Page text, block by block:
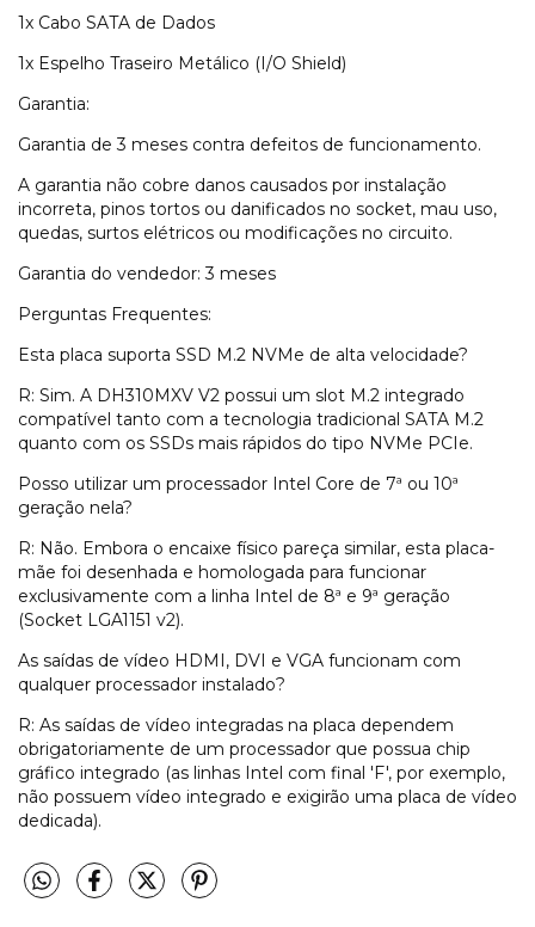
1x Cabo SATA de Dados
1x Espelho Traseiro Metálico (I/O Shield)
Garantia:
Garantia de 3 meses contra defeitos de funcionamento.
A garantia não cobre danos causados por instalação
incorreta, pinos tortos ou danificados no socket, mau uso,
quedas, surtos elétricos ou modificações no circuito.
Garantia do vendedor: 3 meses
Perguntas Frequentes:
Esta placa suporta SSD M.2 NVMe de alta velocidade?
R: Sim. A DH310MXV V2 possui um slot M.2 integrado
compatível tanto com a tecnologia tradicional SATA M.2
quanto com os SSDs mais rápidos do tipo NVMe PCIe.
Posso utilizar um processador Intel Core de 7ª ou 10ª
geração nela?
R: Não. Embora o encaixe físico pareça similar, esta placa-
mãe foi desenhada e homologada para funcionar
exclusivamente com a linha Intel de 8ª e 9ª geração
(Socket LGA1151 v2).
As saídas de vídeo HDMI, DVI e VGA funcionam com
qualquer processador instalado?
R: As saídas de vídeo integradas na placa dependem
obrigatoriamente de um processador que possua chip
gráfico integrado (as linhas Intel com final 'F', por exemplo,
não possuem vídeo integrado e exigirão uma placa de vídeo
dedicada).